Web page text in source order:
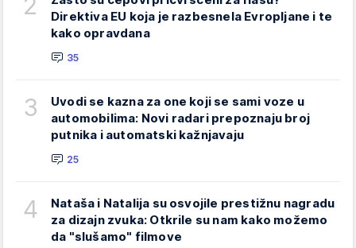
Direktiva EU koja je razbesnela Evropljane i te
kako opravdana
35
3
Uvodi se kazna za one koji se sami voze u
automobilima: Novi radari prepoznaju broj
putnika i automatski kažnjavaju
25
4
Nataša i Natalija su osvojile prestižnu nagradu
za dizajn zvuka: Otkrile su nam kako možemo
da "slušamo" filmove